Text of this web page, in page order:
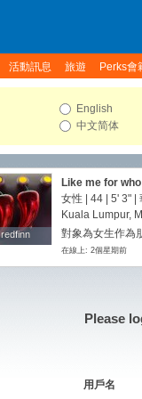
活動訊息 旅遊 Perks會
English
中文简体
redfinn
redfinn
Like me for
女性 | 44 | 5' 3" |
Kuala Lumpur,
對象為女生作為
在線上: 2個星期前
Please
用戶名